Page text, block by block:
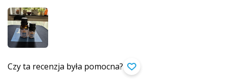
Czy ta recenzja była pomocna?